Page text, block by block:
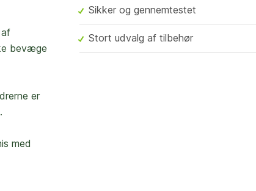
bevæge
er
med
Sikker og gennemtestet
Stort udvalg af tilbehør